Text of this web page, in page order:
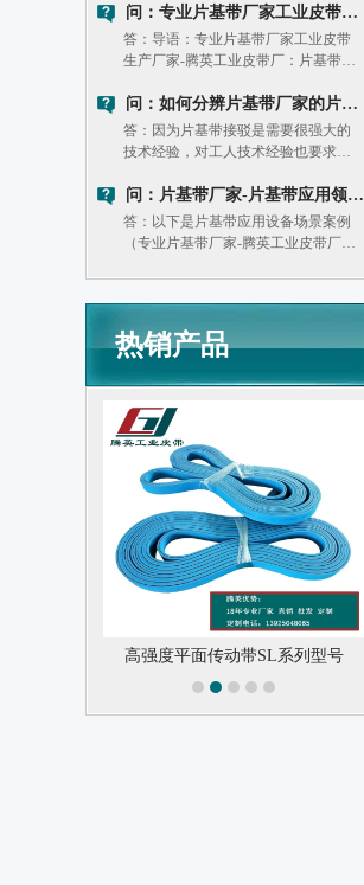
问：专业片基带厂家工业皮带生产厂家：片基带和同步带优缺点对比
答：导语：专业片基带厂家工业皮带
生产厂家-腾英工业皮带厂：片基带和
传动效率略低。平皮带片基带的负载
能力相对较弱。（二）同步带：优
势：1. 传动精度高：能保证准确的同
问：如何分辨片基带厂家的片基带质量好坏？
答：因为片基带接驳是需要很强大的
技术经验，对工人技术经验也要求较
技术累积好，工人经验丰富。目前市
面上的片基带接驳设备还是很多的，
很多不同品牌不同型号。
问：片基带厂家-片基带应用领域及使用注意事项
答：以下是片基带应用设备场景案例
（专业片基带厂家-腾英工业皮带厂片
况进行定制，以确保其能够满足传动
和输送的要求。
热销产品
高强度平面传动带SL系列型号